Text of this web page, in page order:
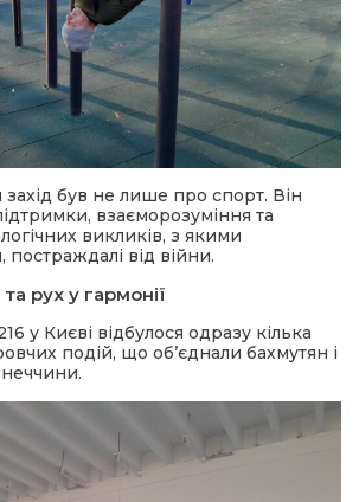
був не лише про спорт. Він
взаєморозуміння та
викликів, з якими
від війни.
рух у гармонії
у Києві відбулося одразу кілька
подій, що об’єднали бахмутян і